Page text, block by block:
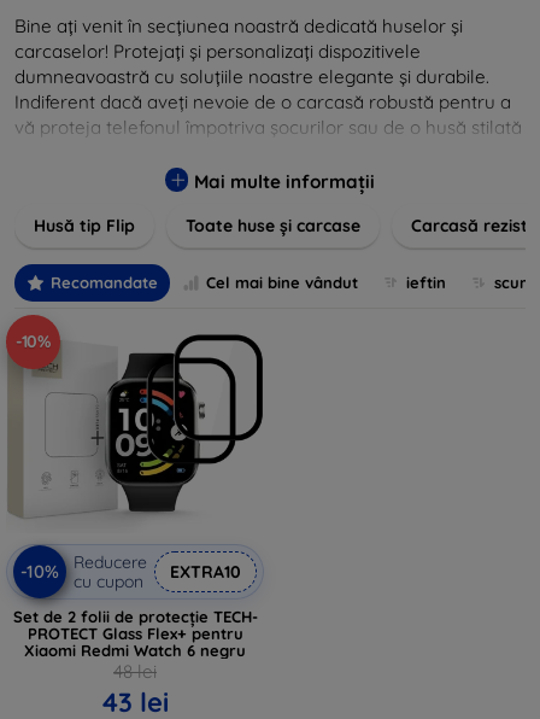
Bine ați venit în secțiunea noastră dedicată huselor și
carcaselor! Protejați și personalizați dispozitivele
dumneavoastră cu soluțiile noastre elegante și durabile.
Indiferent dacă aveți nevoie de o carcasă robustă pentru a
vă proteja telefonul împotriva șocurilor sau de o husă stilată
îndeplinească toate cerințele dvs. Descoperiți varietatea
designuri inovatoare menite să ofere nu doar protecție, ci și
Mai multe informații
Husă tip Flip Toate huse și carcase Carcasă
Recomandate Cel mai bine vândut ieftin
-10%
-10%
Reducere
cu cupon
EXTRA10
Set de 2 folii de protecție TECH-
PROTECT Glass Flex+ pentru
Xiaomi Redmi Watch 6 negru
48 lei
43 lei